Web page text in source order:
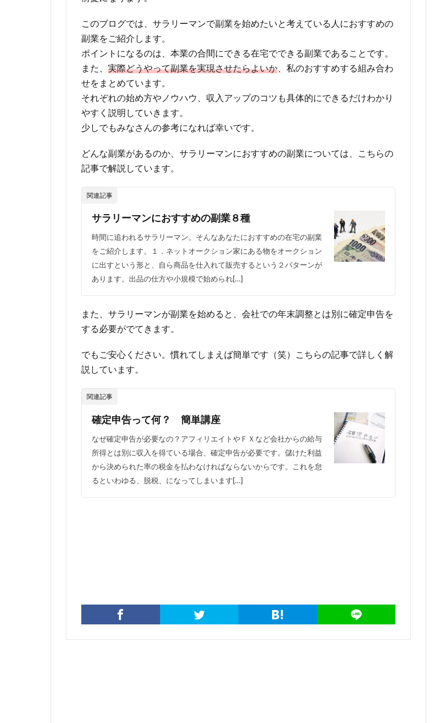
このブログでは、サラリーマンで副業を始めたいと考えている人におすすめの
副業をご紹介します。
ポイントになるのは、本業の合間にできる在宅でできる副業であることです。
また、 実際どうやって副業を実現させたらよいか、私のおすすめする組み合わ
せをまとめています。
それぞれの始め方やノウハウ、収入アップのコツも具体的にできるだけわかり
やすく説明していきます。
少しでもみなさんの参考になれば幸いです。
どんな副業があるのか、サラリーマンにおすすめの副業については、こちらの
記事で解説しています。
関連記事
サラリーマンにおすすめの副業８種
時間に追われるサラリーマン。そんなあなたにおすすめの在宅の副業
をご紹介します。１．ネットオークション家にある物をオークション
に出すという形と、自ら商品を仕入れて販売するという２パターンが
あります。出品の仕方や小規模で始められ[…]
また、サラリーマンが副業を始めると、会社での年末調整とは別に確定申告を
する必要がでてきます。
でもご安心ください。慣れてしまえば簡単です（笑）こちらの記事で詳しく解
説しています。
関連記事
確定申告って何？ 簡単講座
なぜ確定申告が必要なの？アフィリエイトやＦＸなど会社からの給与
所得とは別に収入を得ている場合、確定申告が必要です。儲けた利益
から決められた率の税金を払わなければならないからです。これを怠
るといわゆる、脱税、になってしまいます[…]